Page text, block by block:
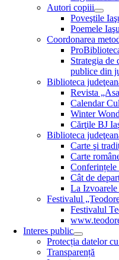
Autori copiii
Poveştile
Poemele
Coordonarea
Strategia de
publice din
Biblioteca
Revista
Calendar
Winter
Cărţile BJ
Biblioteca
Carte şi
Carte
Conferințele
Cât de
La
Festivalul
Festivalul
Interes public
Protecția datelor
Transparență